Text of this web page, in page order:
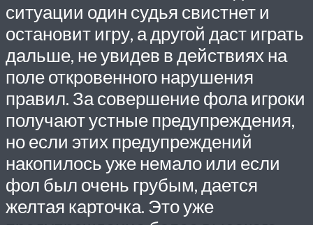
ситуации один судья свистнет и
остановит игру, а другой даст играть
дальше, не увидев в действиях на
поле откровенного нарушения
правил. За совершение фола игроки
получают устные предупреждения,
но если этих предупреждений
накопилось уже немало или если
фол был очень грубым, дается
желтая карточка. Это уже